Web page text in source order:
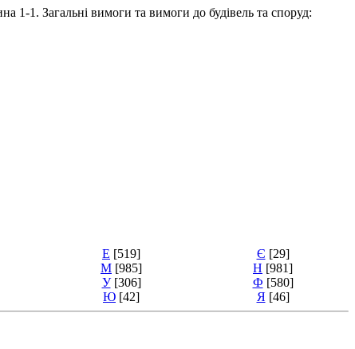
Загальні вимоги та вимоги до будівель та споруд:
Е [519] Є [29]
М [985] Н [981]
У [306] Ф [580]
Ю [42] Я [46]